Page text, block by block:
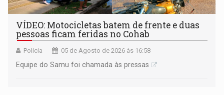
VÍDEO: Motocicletas batem de frente e duas
pessoas ficam feridas no Cohab
Polícia 05 de Agosto de 2026 às 16:58
Equipe do Samu foi chamada às pressas